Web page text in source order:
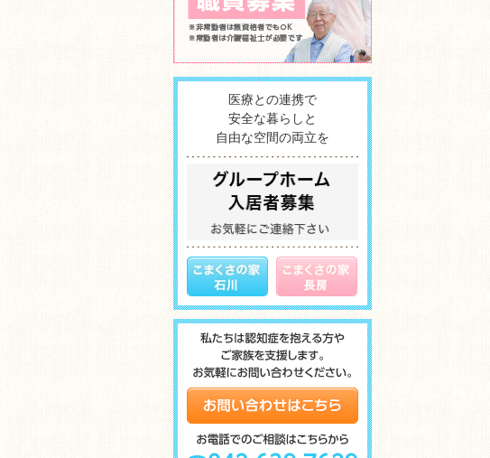
医療との連携で
安全な暮らしと
自由な空間の両立を